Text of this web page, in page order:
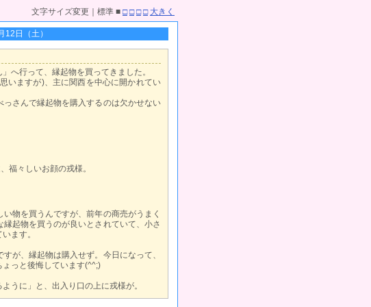
文字サイズ変更｜標準 ■ □ □ □ □ 大きく
12日（土）
へ行って、縁起物を買ってきました。
いますが)、主に関西を中心に開かれてい
さんで縁起物を購入するのは欠かせない
福々しいお顔の戎様。
物を買うんですが、前年の商売がうまく
起物を買うのが良いとされていて、小さ
ます。
が、縁起物は購入せず。今日になって、
っと後悔しています(^^;)
うに」と、出入り口の上に戎様が。